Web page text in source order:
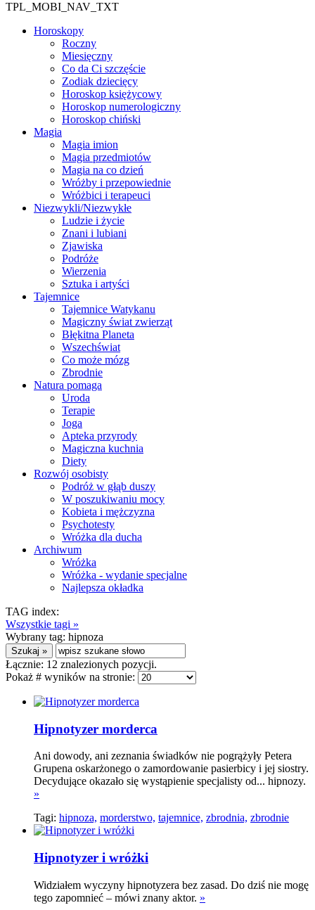
TPL_MOBI_NAV_TXT
Horoskopy
Roczny
Miesięczny
Co da Ci szczęście
Zodiak dziecięcy
Horoskop księżycowy
Horoskop numerologiczny
Horoskop chiński
Magia
Magia imion
Magia przedmiotów
Magia na co dzień
Wróżby i przepowiednie
Wróżbici i terapeuci
Niezwykli/Niezwykłe
Ludzie i życie
Znani i lubiani
Zjawiska
Podróże
Wierzenia
Sztuka i artyści
Tajemnice
Tajemnice Watykanu
Magiczny świat zwierząt
Błękitna Planeta
Wszechświat
Co może mózg
Zbrodnie
Natura pomaga
Uroda
Terapie
Joga
Apteka przyrody
Magiczna kuchnia
Diety
Rozwój osobisty
Podróż w głąb duszy
W poszukiwaniu mocy
Kobieta i mężczyzna
Psychotesty
Wróżka dla ducha
Archiwum
Wróżka
Wróżka - wydanie specjalne
Najlepsza okładka
TAG index:
Wszystkie tagi »
Wybrany tag: hipnoza
Łącznie: 12 znalezionych pozycji.
Pokaż # wyników na stronie:
Hipnotyzer morderca
Ani dowody, ani zeznania świadków nie pogrążyły Petera
Grupena oskarżonego o zamordowanie pasierbicy i jej siostry.
Decydujące okazało się wystąpienie specjalisty od... hipnozy.
»
Tagi: hipnoza, morderstwo, tajemnice, zbrodnia, zbrodnie
Hipnotyzer i wróżki
Widziałem wyczyny hipnotyzera bez zasad. Do dziś nie mogę
tego zapomnieć – mówi znany aktor. »